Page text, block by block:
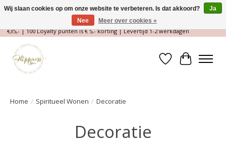
Magische Conceptstore, Edelstenen & Spirituele winkel | Gratis verzending >
€35,- | 100 Loyalty punten is € 5,- korting | Levertijd 1-2 werkdagen
Verlanglijst
Home / Spiritueel Wonen / Decoratie
Decoratie
Wij slaan cookies op om onze website te verbeteren. Is dat akkoord?
Ja
Nee
Meer over cookies »